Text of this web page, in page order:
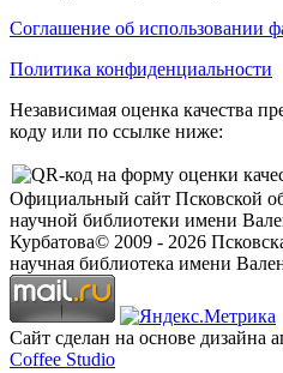
Соглашение об использовании
Политика конфиденциальности
Независимая оценка качества
коду или по ссылке ниже:
Официальный сайт Псковской
научной библиотеки имени
Курбатова© 2009 - 2026
научная библиотека имени
Сайт сделан на основе дизайна
Coffee Studio